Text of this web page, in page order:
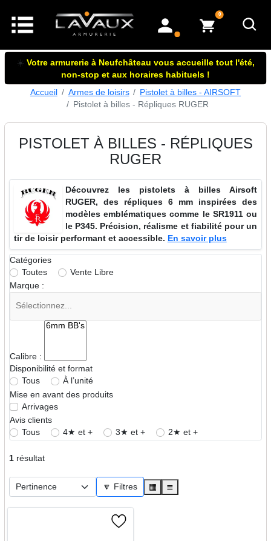
mon compte
0articles dans le panier
☀️ Votre armurerie à Neufchâteau vous accueille tout l'été,
non-stop et aux horaires habituels !
Accueil
Armes de loisirs
Pistolet à billes - AIRSOFT
Pistolet à billes - Répliques RUGER
PISTOLET À BILLES - RÉPLIQUES
RUGER
Découvrez les pistolets à billes Airsoft
RUGER, des répliques 6 mm inspirées des
modèles emblématiques comme le SR1911 ou
le P345. Précision, réalisme et fiabilité pour un
tir de loisir performant et accessible. En savoir plus
Catégories
Toutes
Vente Libre
Marque :
Calibre :
Disponibilité et format
Tous
À l’unité
Mise en avant des produits
Arrivages
Avis clients
Tous
4★ et + 3★ et + 2★ et +
1résultat
🔽 Filtres ▦ ≣